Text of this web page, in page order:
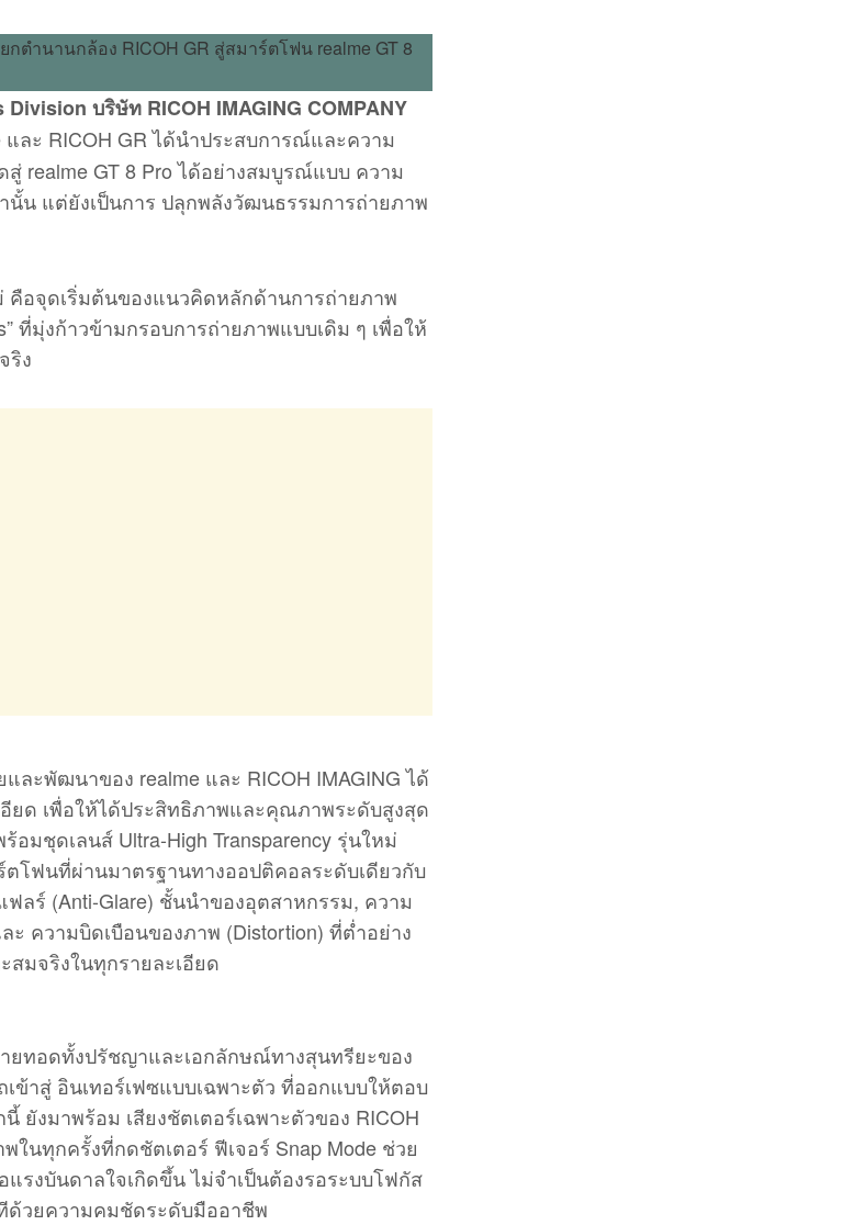
บริษัท RICOH IMAGING COMPANY
ละ RICOH GR ได้นำประสบการณ์และความ
realme GT 8 Pro ได้อย่างสมบูรณ์แบบ ความ
น แต่ยังเป็นการ ปลุกพลังวัฒนธรรมการถ่ายภาพ
คือจุดเริ่มต้นของแนวคิดหลักด้านการถ่ายภาพ
ที่มุ่งก้าวข้ามกรอบการถ่ายภาพแบบเดิม ๆ เพื่อให้
ริง
ะพัฒนาของ realme และ RICOH IMAGING ได้
ยด เพื่อให้ได้ประสิทธิภาพและคุณภาพระดับสูงสุด
มชุดเลนส์ Ultra-High Transparency รุ่นใหม่
โฟนที่ผ่านมาตรฐานทางออปติคอลระดับเดียวกับ
ลร์ (Anti-Glare) ชั้นนำของอุตสาหกรรม, ความ
ความบิดเบือนของภาพ (Distortion) ที่ต่ำอย่าง
มจริงในทุกรายละเอียด
ยทอดทั้งปรัชญาและเอกลักษณ์ทางสุนทรียะของ
ข้าสู่ อินเทอร์เฟซแบบเฉพาะตัว ที่ออกแบบให้ตอบ
ยังมาพร้อม เสียงชัตเตอร์เฉพาะตัวของ RICOH
ในทุกครั้งที่กดชัตเตอร์ ฟีเจอร์ Snap Mode ช่วย
รงบันดาลใจเกิดขึ้น ไม่จำเป็นต้องรอระบบโฟกัส
ด้วยความคมชัดระดับมืออาชีพ